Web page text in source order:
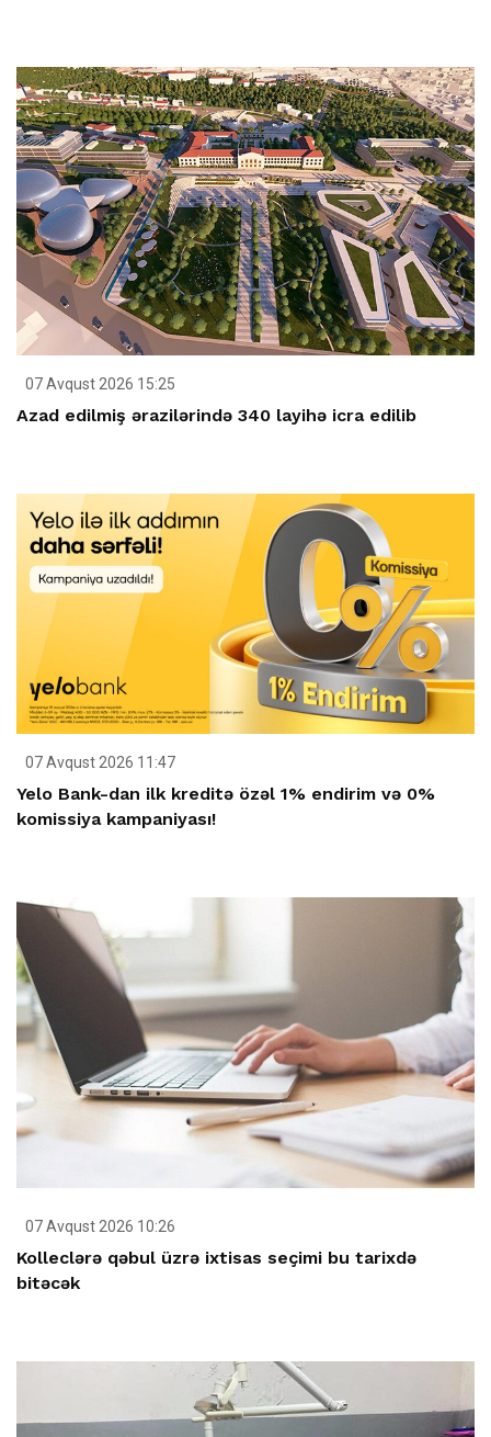
07 Avqust 2026 15:25
Azad edilmiş ərazilərində 340 layihə icra edilib
07 Avqust 2026 11:47
Yelo Bank-dan ilk kreditə özəl 1% endirim və 0%
komissiya kampaniyası!
07 Avqust 2026 10:26
Kolleclərə qəbul üzrə ixtisas seçimi bu tarixdə
bitəcək